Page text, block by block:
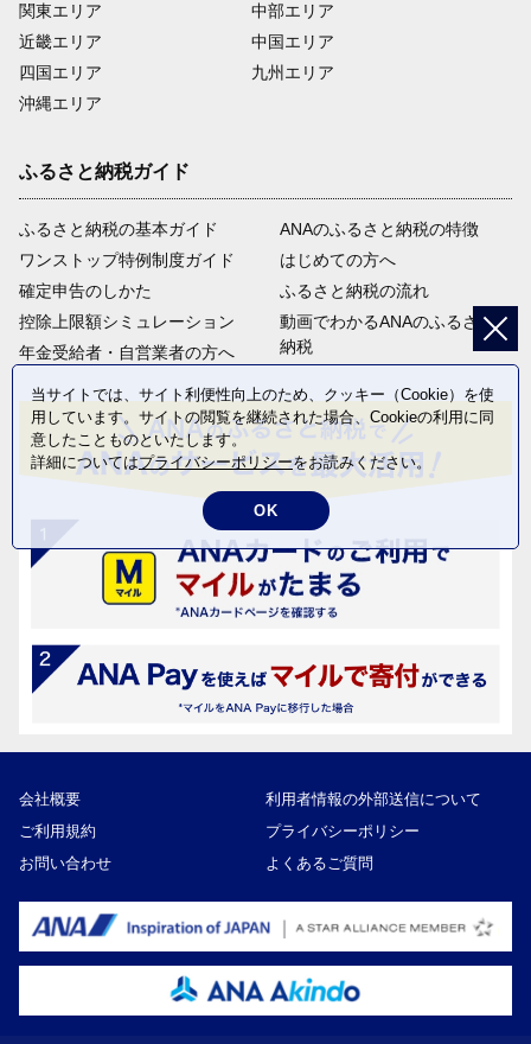
関東エリア
近畿エリア
四国エリア
沖縄エリア
中部エリア
中国エリア
九州エリア
ふるさと納税ガイド
ふるさと納税の基本ガイド
ワンストップ特例制度ガイド
確定申告のしかた
控除上限額シミュレーション
年金受給者・自営業者の方へ
ANAのふるさと納税の特徴
はじめての方へ
ふるさと納税の流れ
動画でわかるANAのふるさと
納税
会社概要
利用者情報の外部送信について
ご利用規約
プライバシーポリシー
お問い合わせ
よくあるご質問
当サイトでは、サイト利便性向上のため、クッキー（Cookie）を使
用しています。サイトの閲覧を継続された場合、Cookieの利用に同
意したことものといたします。
詳細についてはプライバシーポリシーをお読みください。
OK